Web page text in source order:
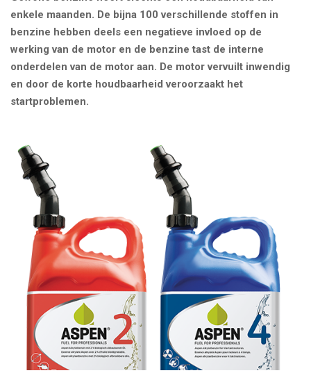
enkele maanden. De bijna 100 verschillende stoffen in
benzine hebben deels een negatieve invloed op de
werking van de motor en de benzine tast de interne
onderdelen van de motor aan. De motor vervuilt inwendig
en door de korte houdbaarheid veroorzaakt het
startproblemen.